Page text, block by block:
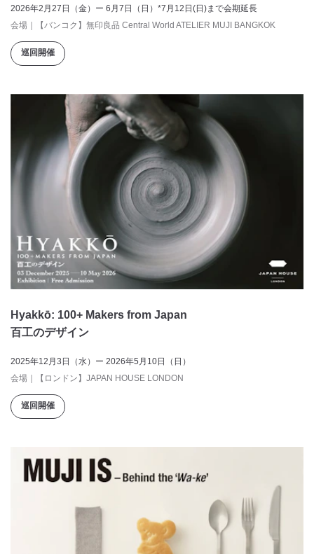
2026年2月27日（金）ー 6月7日（日）*7月12日(日)まで会期延長
会場
【バンコク】無印良品 Central World ATELIER MUJI BANGKOK
巡回開催
Hyakkō: 100+ Makers from Japan
百工のデザイン
2025年12月3日（水）ー 2026年5月10日（日）
会場
【ロンドン】JAPAN HOUSE LONDON
巡回開催